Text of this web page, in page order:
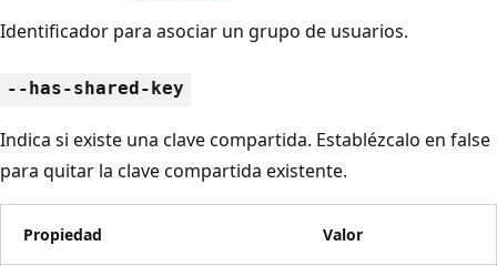
Identificador para asociar un grupo de usuarios.
--has-shared-key
Indica si existe una clave compartida. Establézcalo en false
para quitar la clave compartida existente.
Propiedad Valor